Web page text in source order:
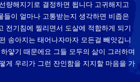
량해지기로 결정하면 됩니다 고귀해지고
들이 얼마나 고통받는지 생각하면 비좁은
전기침에 찔리면서 도살에 적합하게 되기
송아지는 태어나자마자 모든걸 빼앗깁니
얗기 때문에요 그들 모두의 삶이 그러하며
게 우리가 그런 잔인함을 지지할 마음을 가